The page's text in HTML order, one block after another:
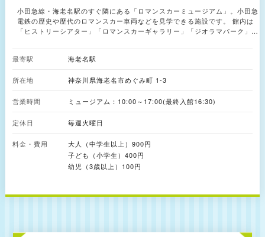
小田急線・海老名駅のすぐ隣にある「ロマンスカーミュージアム」。小田急
電鉄の歴史や歴代のロマンスカー車両などを見学できる施設です。 館内は
「ヒストリーシアター」「ロマンスカーギャラリー」「ジオラマパーク」
カー車両の数々に圧倒。一部車両は内部にも入れるようになっています。隣
ォームで、小田急電鉄の歴史をたどるムービーを上映しています。 2階「ジ
現。引退したロマンスカーを含む数々の模型車両が走行する様子を眺められ
ンスカーの形をしたアスレチック遊具や運転シミュレーターのある2階「キ
テラス」は、その名の通り小田急線海老名駅を⼀望できる展望スペース。隣
接した海老名検車区の様子を眺めることもできます。
最寄駅 海老名駅
所在地 神奈川県海老名市めぐみ町 1-3
営業時間 ミュージアム：10:00～17:00(最終入館16:30)
定休日 毎週火曜日
料金・費用
大人（中学生以上）900円
子ども（小学生）400円
幼児（3歳以上）100円